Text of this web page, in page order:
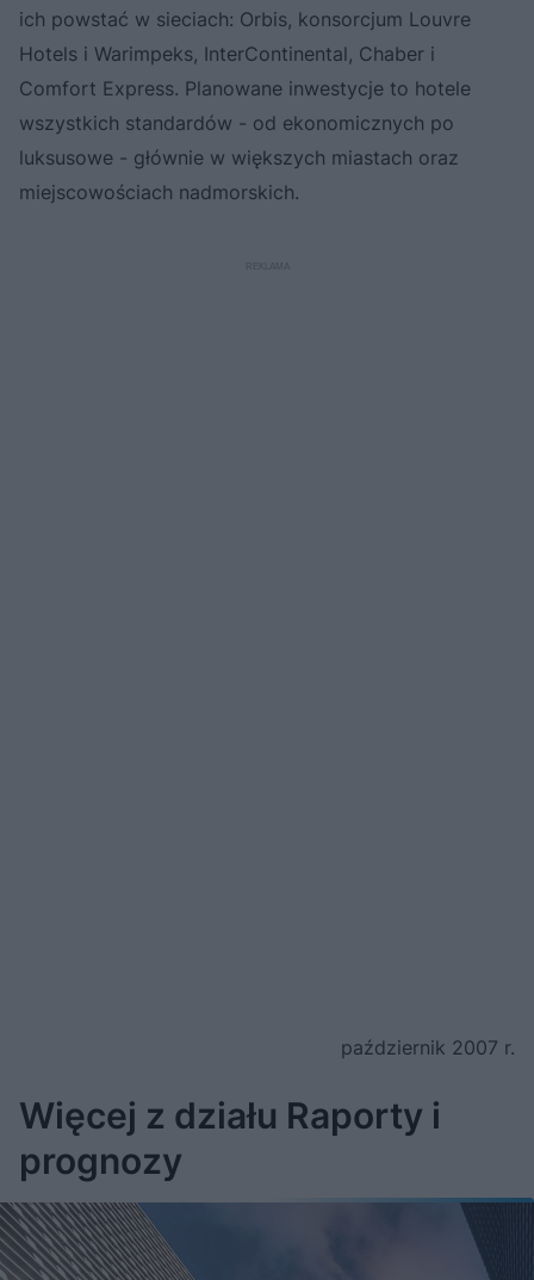
ich powstać w sieciach: Orbis, konsorcjum Louvre
Hotels i Warimpeks, InterContinental, Chaber i
Comfort Express. Planowane inwestycje to hotele
wszystkich standardów - od ekonomicznych po
luksusowe - głównie w większych miastach oraz
miejscowościach nadmorskich.
październik 2007 r.
Więcej z działu Raporty i
prognozy